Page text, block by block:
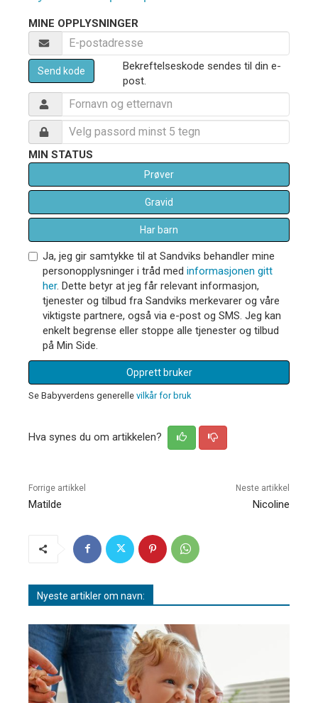
MINE OPPLYSNINGER
Send kode
Bekreftelseskode sendes til din e-
post.
MIN STATUS
Prøver
Gravid
Har barn
Ja, jeg gir samtykke til at Sandviks behandler mine
personopplysninger i tråd med informasjonen gitt
her. Dette betyr at jeg får relevant informasjon,
tjenester og tilbud fra Sandviks merkevarer og våre
viktigste partnere, også via e-post og SMS. Jeg kan
enkelt begrense eller stoppe alle tjenester og tilbud
på Min Side.
Opprett bruker
Se Babyverdens generelle vilkår for bruk
Hva synes du om artikkelen?
Forrige artikkel
Matilde
Neste artikkel
Nicoline
Nyeste artikler om navn: